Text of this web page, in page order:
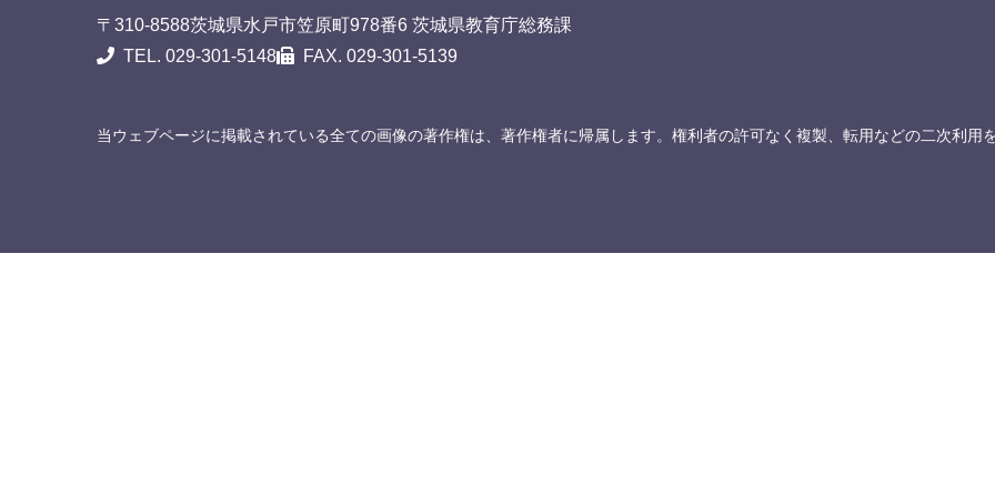
〒310-8588茨城県水戸市笠原町978番6 茨城県教育庁総務課
TEL. 029-301-5148
FAX. 029-301-5139
当ウェブページに掲載されている全ての画像の著作権は、著作権者に帰属します。権利者の許可なく複製、転用などの二次利用